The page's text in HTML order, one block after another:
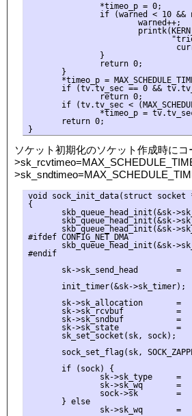
               *timeo_p = 0;
if (warned < 10 &&
                       warned++;
               }
               return 0;
       }
*timeo_p =
if (tv.tv_sec == 0 &&
               return 0;
if (tv.tv_sec <
*timeo_p =
       return 0;
ソケット初期化のソケット作成時に
void sock_init_data(struct socket
{
skb_queue_head_init(&sk-
skb_queue_head_init(&sk-
skb_queue_head_init(&sk-
#ifdef CONFIG_NET_DMA
skb_queue_head_init(&sk-
#endif
sk->sk_send_head        =
       init_timer(&sk->sk_timer);
sk->sk_allocation       =
sk->sk_rcvbuf           =
sk->sk_sndbuf           =
sk->sk_state            =
       sk_set_socket(sk, sock);
sock_set_flag(sk,
       if (sock) {
sk->sk_type     =
sk->sk_wq       =
sock->sk        =
       } else
sk->sk_wq       =